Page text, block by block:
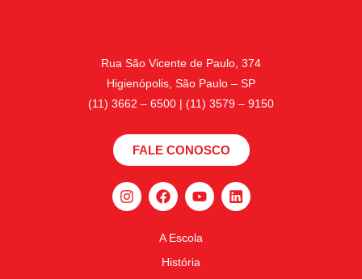
Rua São Vicente de Paulo, 374
Higienópolis, São Paulo – SP
(11) 3662 – 6500 | (11) 3579 – 9150
FALE CONOSCO
A Escola
História